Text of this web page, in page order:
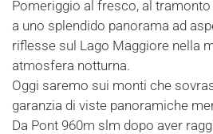
Pomeriggio al fresco, al
a uno splendido panorama ad
riflesse sul Lago Maggiore nella
atmosfera notturna.
Oggi saremo sui monti che
garanzia di viste panoramiche
Da Pont 960m slm dopo aver